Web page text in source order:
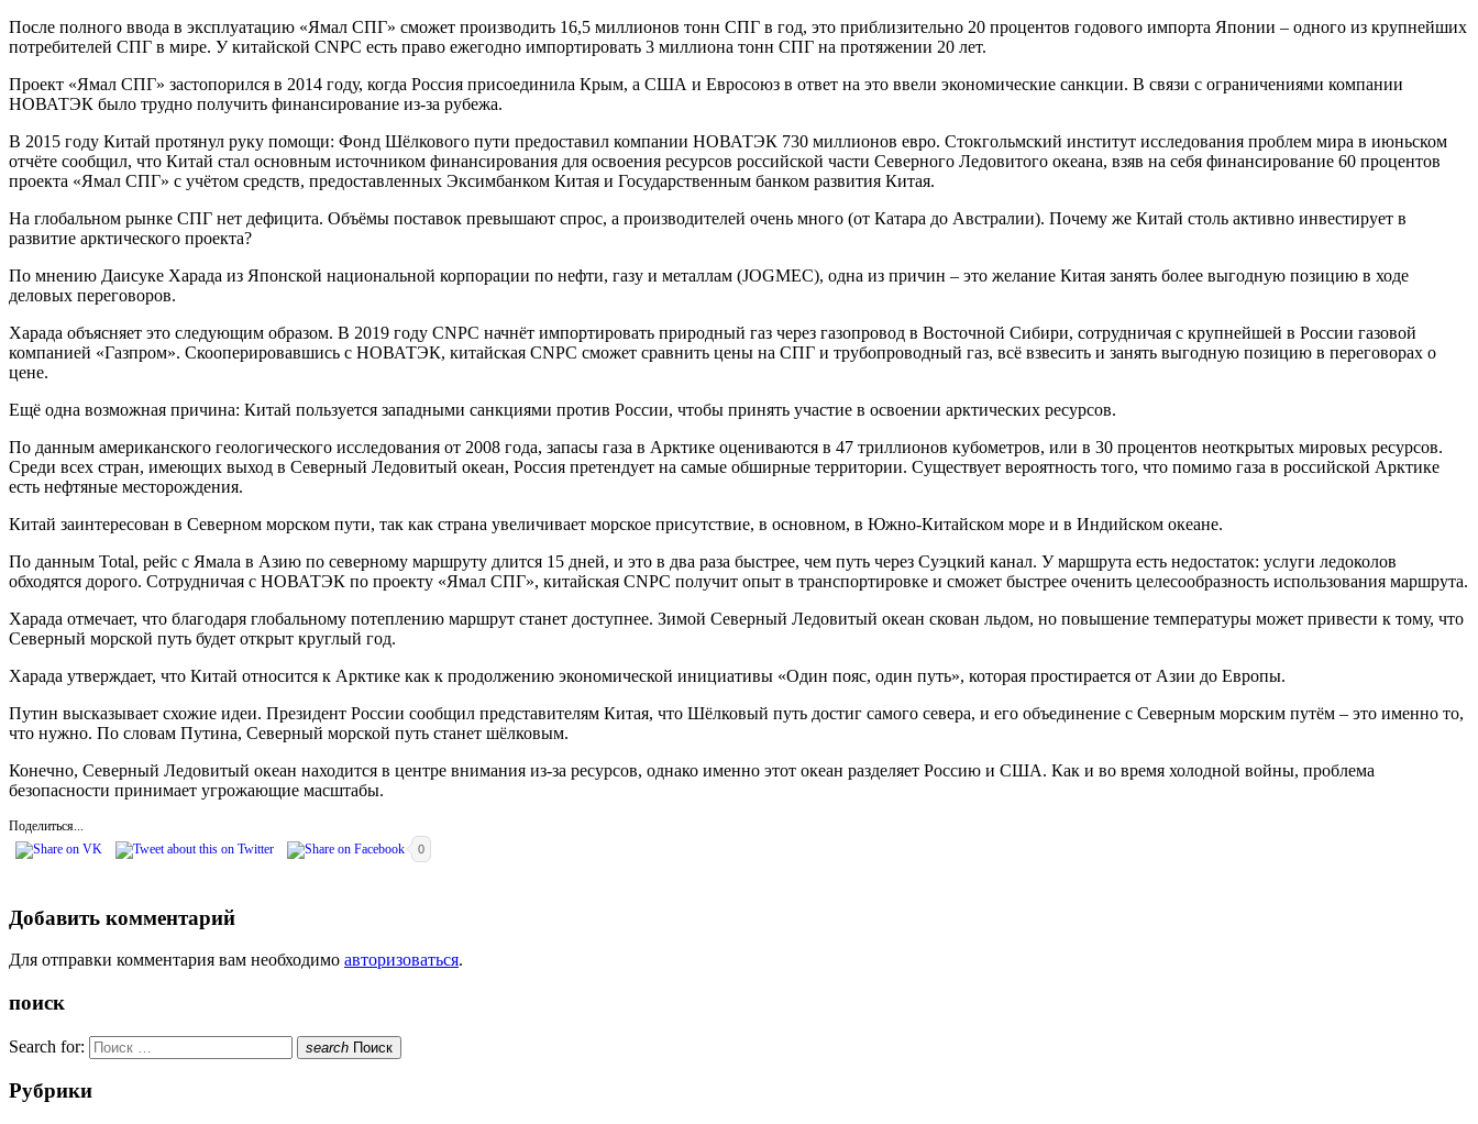
После полного ввода в эксплуатацию «Ямал СПГ» сможет производить 16,5 миллионов тонн СПГ в год, это приблизительно 20 процентов годового импорта Японии – одного из крупнейших
потребителей СПГ в мире. У китайской CNPC есть право ежегодно импортировать 3 миллиона тонн СПГ на протяжении 20 лет.
Проект «Ямал СПГ» застопорился в 2014 году, когда Россия присоединила Крым, а США и Евросоюз в ответ на это ввели экономические санкции. В связи с ограничениями компании
НОВАТЭК было трудно получить финансирование из-за рубежа.
В 2015 году Китай протянул руку помощи: Фонд Шёлкового пути предоставил компании НОВАТЭК 730 миллионов евро. Стокгольмский институт исследования проблем мира в июньском
отчёте сообщил, что Китай стал основным источником финансирования для освоения ресурсов российской части Северного Ледовитого океана, взяв на себя финансирование 60 процентов
проекта «Ямал СПГ» с учётом средств, предоставленных Эксимбанком Китая и Государственным банком развития Китая.
На глобальном рынке СПГ нет дефицита. Объёмы поставок превышают спрос, а производителей очень много (от Катара до Австралии). Почему же Китай столь активно инвестирует в
развитие арктического проекта?
По мнению Даисуке Харада из Японской национальной корпорации по нефти, газу и металлам (JOGMEC), одна из причин – это желание Китая занять более выгодную позицию в ходе
деловых переговоров.
Харада объясняет это следующим образом. В 2019 году CNPC начнёт импортировать природный газ через газопровод в Восточной Сибири, сотрудничая с крупнейшей в России газовой
компанией «Газпром». Скооперировавшись с НОВАТЭК, китайская CNPC сможет сравнить цены на СПГ и трубопроводный газ, всё взвесить и занять выгодную позицию в переговорах о
цене.
Ещё одна возможная причина: Китай пользуется западными санкциями против России, чтобы принять участие в освоении арктических ресурсов.
По данным американского геологического исследования от 2008 года, запасы газа в Арктике оцениваются в 47 триллионов кубометров, или в 30 процентов неоткрытых мировых ресурсов.
Среди всех стран, имеющих выход в Северный Ледовитый океан, Россия претендует на самые обширные территории. Существует вероятность того, что помимо газа в российской Арктике
есть нефтяные месторождения.
Китай заинтересован в Северном морском пути, так как страна увеличивает морское присутствие, в основном, в Южно-Китайском море и в Индийском океане.
По данным Total, рейс с Ямала в Азию по северному маршруту длится 15 дней, и это в два раза быстрее, чем путь через Суэцкий канал. У маршрута есть недостаток: услуги ледоколов
обходятся дорого. Сотрудничая с НОВАТЭК по проекту «Ямал СПГ», китайская CNPC получит опыт в транспортировке и сможет быстрее оченить целесообразность использования маршрута.
Харада отмечает, что благодаря глобальному потеплению маршрут станет доступнее. Зимой Северный Ледовитый океан скован льдом, но повышение температуры может привести к тому, что
Северный морской путь будет открыт круглый год.
Харада утверждает, что Китай относится к Арктике как к продолжению экономической инициативы «Один пояс, один путь», которая простирается от Азии до Европы.
Путин высказывает схожие идеи. Президент России сообщил представителям Китая, что Шёлковый путь достиг самого севера, и его объединение с Северным морским путём – это именно то,
что нужно. По словам Путина, Северный морской путь станет шёлковым.
Конечно, Северный Ледовитый океан находится в центре внимания из-за ресурсов, однако именно этот океан разделяет Россию и США. Как и во время холодной войны, проблема
безопасности принимает угрожающие масштабы.
Поделиться...
0
Добавить комментарий
Для отправки комментария вам необходимо авторизоваться.
поиск
Search for: search Поиск
Рубрики